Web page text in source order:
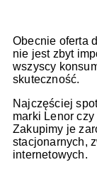
Obecnie oferta
nie jest zbyt
wszyscy
skuteczność.
Najczęściej
marki Lenor
Zakupimy je
stacjonarnych,
internetowych.